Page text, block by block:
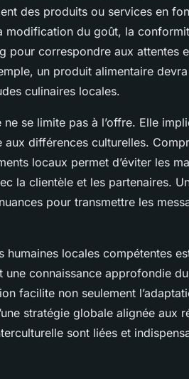
des produits ou services en
modification du goût, la
pour correspondre aux attentes
un produit alimentaire
culinaires locales.
se limite pas à l’offre. Elle
aux différences culturelles.
locaux permet d’éviter les
la clientèle et les partenaires.
pour transmettre les
humaines locales compétentes
connaissance approfondie
facilite non seulement
stratégie globale alignée aux
sont liées et